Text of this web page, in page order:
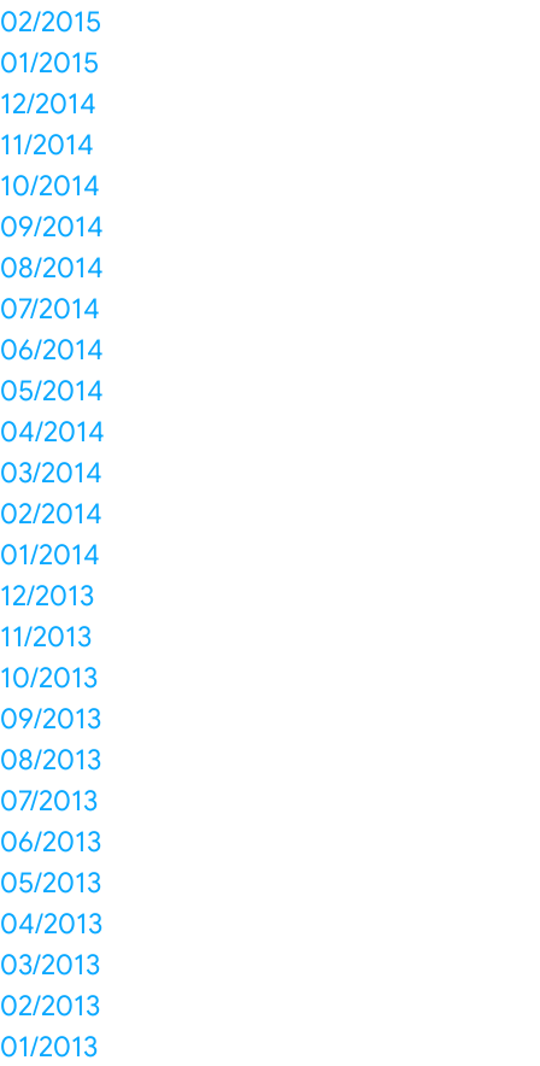
02/2015
01/2015
12/2014
11/2014
10/2014
09/2014
08/2014
07/2014
06/2014
05/2014
04/2014
03/2014
02/2014
01/2014
12/2013
11/2013
10/2013
09/2013
08/2013
07/2013
06/2013
05/2013
04/2013
03/2013
02/2013
01/2013